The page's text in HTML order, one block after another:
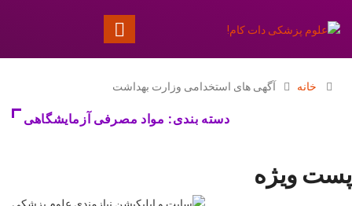
خانه آگهی های استخدامی وزارت بهداشت
دسته بندی: مواد مصرفی آزمایشگاهی
پست ویژه